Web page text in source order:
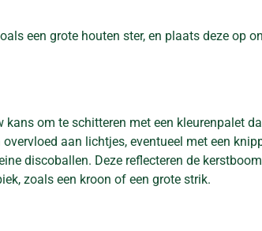
een grote houten ster, en plaats deze op
om te schitteren met een kleurenpalet
aan lichtjes, eventueel met een
discoballen. Deze reflecteren de
zoals een kroon of een grote strik.